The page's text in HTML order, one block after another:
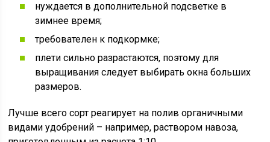
нуждается в дополнительной подсветке в
зимнее время;
требователен к подкормке;
плети сильно разрастаются, поэтому для
выращивания следует выбирать окна больших
размеров.
Лучше всего сорт реагирует на полив органичными
видами удобрений – например, раствором навоза,